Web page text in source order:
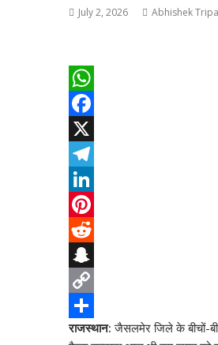
July 2, 2026 Abhishek
W
h
a
s
A
p
p
F
a
c
e
b
o
o
X
T
e
e
g
a
L
n
k
e
d
P
n
e
R
e
d
d
S
n
a
C
o
S
राजस्थान: जैसलमेर जिले के बीचों-